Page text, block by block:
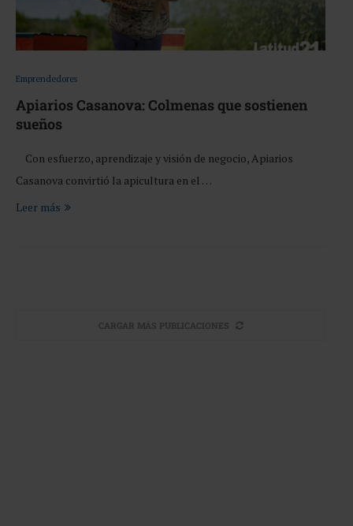
Emprendedores
Apiarios Casanova: Colmenas que sostienen
sueños
Con esfuerzo, aprendizaje y visión de negocio, Apiarios
Casanova convirtió la apicultura en el …
Leer más
CARGAR MÁS PUBLICACIONES